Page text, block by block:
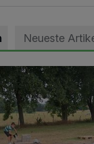
Neueste
den Weg